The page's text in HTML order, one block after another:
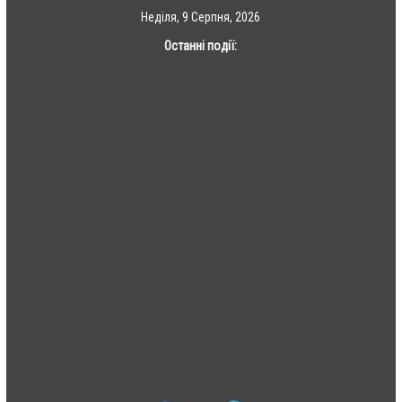
Неділя, 9 Серпня, 2026
Останні події: